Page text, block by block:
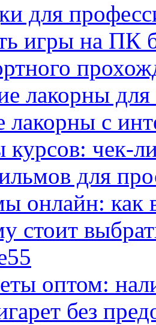
для
игры на ПК
лакорны для
лакорны с
чек-
для
онлайн: как
стоит
оптом:
без